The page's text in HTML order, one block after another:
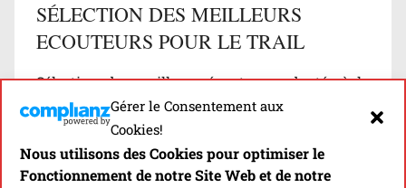
Gérer le Consentement aux
Cookies!
Nous utilisons des Cookies pour optimiser le
Fonctionnement de notre Site Web et de notre
SÉLECTION DES MEILLEURS
ECOUTEURS POUR LE TRAIL
Sélection des meilleurs écouteurs adaptés à la
pratique du trail running et classés par
catégories (True Wireless, tour de cou, filaires…)
…